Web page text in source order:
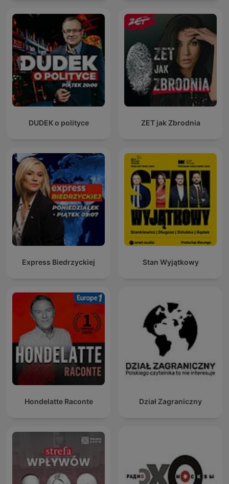
DUDEK o polityce ZET jak Zbrodnia
Express Biedrzyckiej Stan Wyjątkowy
Hondelatte Raconte Dział Zagraniczny